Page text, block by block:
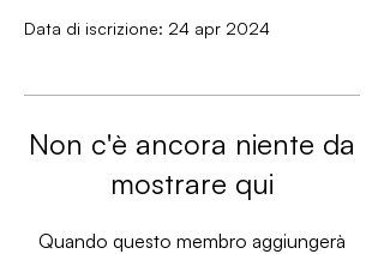
Data di iscrizione: 24 apr 2024
Non c'è ancora niente da
mostrare qui
Quando questo membro aggiungerà